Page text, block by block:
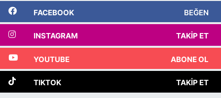
FACEBOOK BEĞEN
INSTAGRAM TAKIP ET
YOUTUBE ABONE OL
TIKTOK TAKIP ET